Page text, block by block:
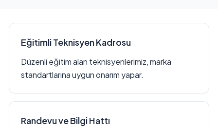
Eğitimli Teknisyen Kadrosu
Düzenli eğitim alan teknisyenlerimiz, marka
standartlarına uygun onarım yapar.
Randevu ve Bilgi Hattı